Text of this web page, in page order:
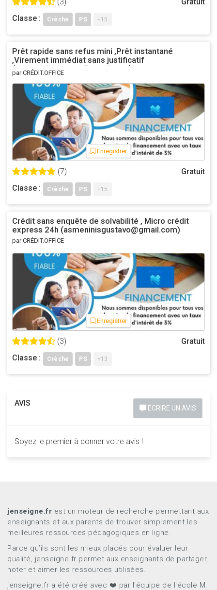
Classe :
Crèche PS +15
Prêt rapide sans refus mini ,Prêt instantané
,Virement immédiat sans justificatif
(asmeninisgustavo@gmail.com)
par CRÉDIT.OFFICE
Enregistrer
(7)
Gratuit
Classe :
Crèche PS +15
Crédit sans enquête de solvabilité , Micro crédit
express 24h (asmeninisgustavo@gmail.com)
par CRÉDIT.OFFICE
Enregistrer
(3)
Gratuit
Classe :
Crèche PS +13
AVIS
ÉCRIRE UN AVIS
Soyez le premier à donner votre avis !
jenseigne.fr est un moteur de recherche permettant aux
enseignants et aux parents de trouver simplement les
meilleures ressources pédagogiques en ligne.
Parce qu’ils sont les mieux placés pour évaluer leur
qualité, jenseigne.fr permet aux enseignants de partager,
noter et aimer les ressources utilisées.
jenseigne.fr a été créé avec ❤️ par l'équipe de l'école M.